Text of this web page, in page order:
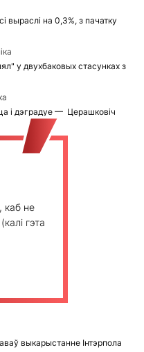
выраслі на 0,3%, з пачатку
у двухбаковых стасунках з
і дэградуе — Церашковіч
каб не
гэта
выкарыстанне Інтэрпола